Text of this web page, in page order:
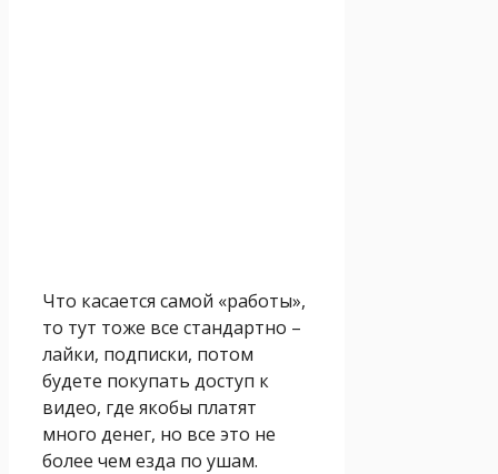
Что касается самой «работы»,
то тут тоже все стандартно –
лайки, подписки, потом
будете покупать доступ к
видео, где якобы платят
много денег, но все это не
более чем езда по ушам.